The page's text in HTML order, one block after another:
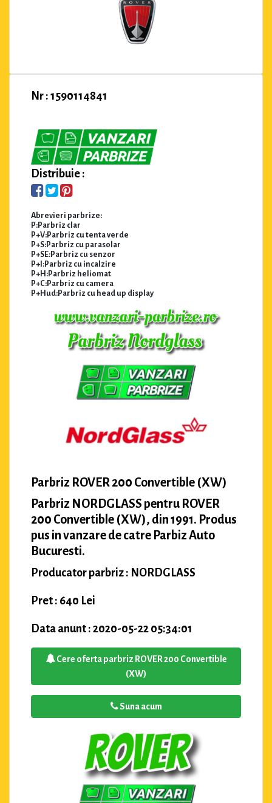
Nr : 1590114841
Distribuie :
Abrevieri parbrize:
P:Parbriz clar
P+V:Parbriz cu tenta verde
P+S:Parbriz cu parasolar
P+SE:Parbriz cu senzor
P+I:Parbriz cu incalzire
P+H:Parbriz heliomat
P+C:Parbriz cu camera
P+Hud:Parbriz cu head up display
Parbriz ROVER 200 Convertible (XW)
Parbriz NORDGLASS pentru ROVER
200 Convertible (XW), din 1991. Produs
pus in vanzare de catre Parbiz Auto
Bucuresti.
Producator parbriz : NORDGLASS
Pret : 640 Lei
Data anunt : 2020-05-22 05:34:01
Cere oferta parbriz ROVER 200 Convertible
(XW)
Suna acum